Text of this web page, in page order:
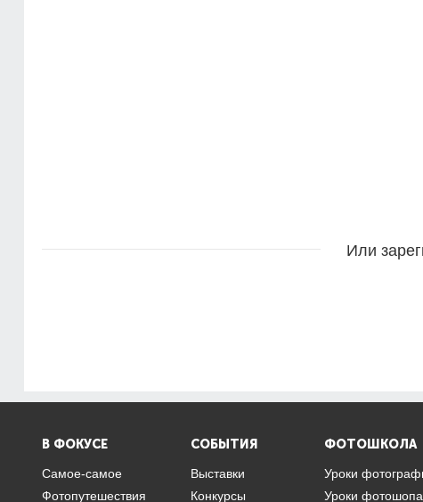
Или
В ФОКУСЕ
Самое-самое
Фотопутешествия
СОБЫТИЯ
Выставки
Конкурсы
ФОТОШКОЛА
Уроки
Уроки фотошопа